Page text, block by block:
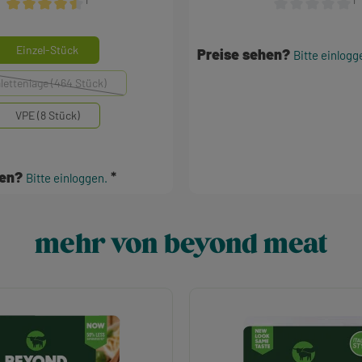
¹
auswählen
Einzel-Stück
(464 Stück)
(Diese Option ist zurzeit nicht verfügbar.)
VPE (8 Stück)
Bitte einloggen.
¹
Preise sehen? Bitte
mehr von beyond meat